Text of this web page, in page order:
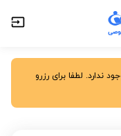
ندارد. لطفا برای رزرو